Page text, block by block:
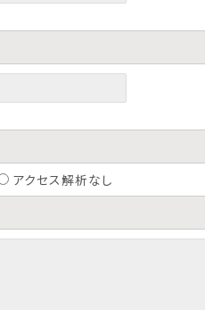
アクセス解析なし